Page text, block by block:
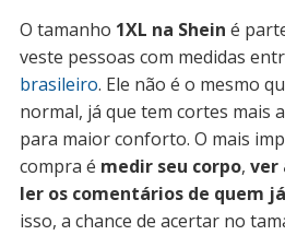
O tamanho 1XL na Shein é
veste pessoas com medidas
brasileiro. Ele não é o mesmo
normal, já que tem cortes mais
para maior conforto. O mais
compra é medir seu corpo, ver
ler os comentários de quem
isso, a chance de acertar no